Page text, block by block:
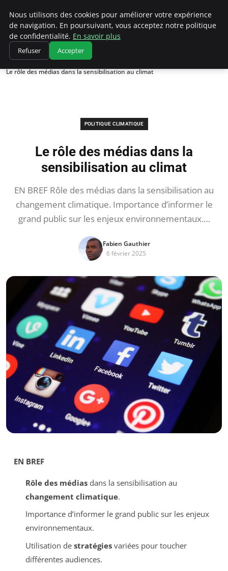
Climatedebtagents
Accueil
Politique climatique
Le rôle des médias dans la sensibilisation au climat
POLITIQUE CLIMATIQUE
Le rôle des médias dans la
sensibilisation au climat
EN BREF Rôle des médias dans la sensibilisation au
changement climatique. Importance d’informer le
grand public sur les enjeux environnementaux.…
Fabien Gauthier
6 février 2025
EN BREF
Rôle des médiasdans la sensibilisation au
changement climatique.
Importance d’informer le grand public sur les enjeux
environnementaux.
Utilisation de stratégiesvariées pour toucher
différentes audiences.
Nous utilisons des cookies pour améliorer votre expérience
de navigation. En poursuivant, vous acceptez notre politique
de confidentialité. En savoir plus
Refuser Accepter